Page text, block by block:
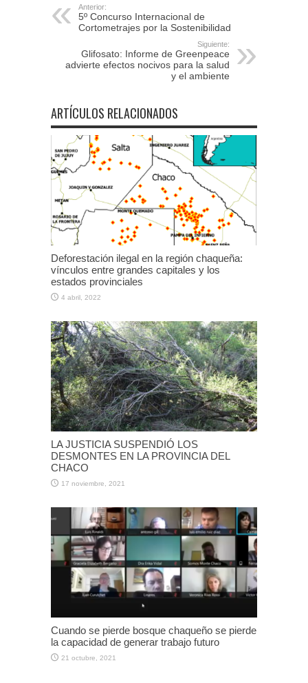
Anterior:
5º Concurso Internacional de
Cortometrajes por la Sostenibilidad
Siguiente:
Glifosato: Informe de Greenpeace
advierte efectos nocivos para la salud
y el ambiente
ARTÍCULOS RELACIONADOS
Deforestación ilegal en la región chaqueña:
vínculos entre grandes capitales y los
estados provinciales
4 abril, 2022
LA JUSTICIA SUSPENDIÓ LOS
DESMONTES EN LA PROVINCIA DEL
CHACO
17 noviembre, 2021
Cuando se pierde bosque chaqueño se pierde
la capacidad de generar trabajo futuro
21 octubre, 2021